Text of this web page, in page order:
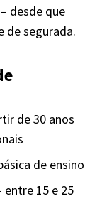
desde que
de segurada.
de 30 anos
de ensino
entre 15 e 25